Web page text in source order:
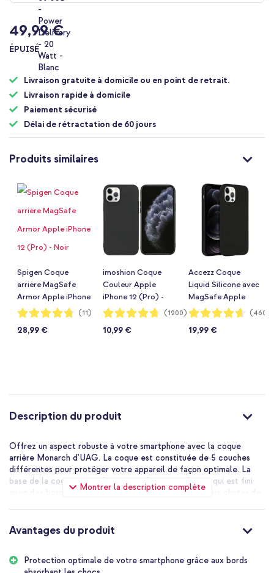
49,99 €
ÉPUISÉ
Livraison gratuite à domicile ou en point de retrait.
Livraison rapide à domicile
Paiement sécurisé
Délai de rétractation de 60 jours
Produits similaires
Spigen Coque
arrière MagSafe
Armor Apple iPhone
12 (Pro) - Noir
Notation:
95%
(11)
28,99 €
imoshion Coque
Couleur Apple
iPhone 12 (Pro) -
Noir
Notation:
94%
(1200)
10,99 €
Accezz Coque
Liquid Silicone avec
MagSafe Apple
iPhone 12 (Pro) -
Notation:
93%
(460)
19,99 €
Description du produit
Montrer la description complète
Offrez un aspect robuste à votre smartphone avec la coque
arrière Monarch d'UAG. La coque est constituée de 5 couches
différentes pour protéger votre appareil de façon optimale. La
base de la coque est un boîtier en plastique robuste, qui est fini
avec des bords en silicone. Le coque est résistante aux chutes de
à son design léger et fin.
Le matériau absorbant les chocs de haute qualité offre une
Avantages du produit
Protection optimale de votre smartphone grâce aux bords